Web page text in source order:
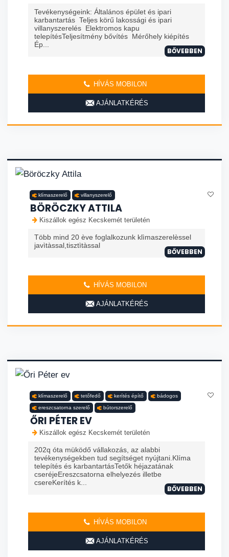
Tevékenységeink: Általános épület és ipari
karbantartás Teljes körű lakossági és ipari
villanyszerelés Elektromos kapu
telepítésTeljesítmény bővítés Mérőhely kiépítés
Ép...
BŐVEBBEN
HÍVÁS MOBILON
AJÁNLATKÉRÉS
klímaszerelő villanyszerelő
BÖRÖCZKY ATTILA
Kiszállok egész Kecskemét területén
Több mind 20 ève foglalkozunk klìmaszerelèssel
javìtàssal,tisztìtàssal
BŐVEBBEN
HÍVÁS MOBILON
AJÁNLATKÉRÉS
klímaszerelő tetőfedő kerítés építő bádogos
ereszcsatorna szerelő bútorszerelő
ŐRI PÉTER EV
Kiszállok egész Kecskemét területén
202q óta müködő vállakozás, az alabbi
tevékenységekben tud segítséget nyújtani.Klíma
telepítés és karbantartásTetők héjazatának
cseréjeEreszcsatorna elhelyezés illetbe
csereKerítés k...
BŐVEBBEN
HÍVÁS MOBILON
AJÁNLATKÉRÉS